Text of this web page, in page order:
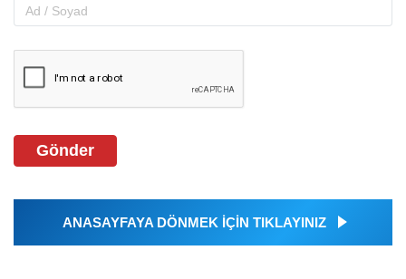
Gönder
ANASAYFAYA DÖNMEK İÇİN TIKLAYINIZ